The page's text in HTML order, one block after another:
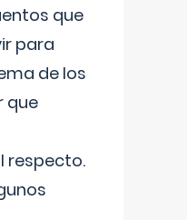
que
para
de los
que
respecto.